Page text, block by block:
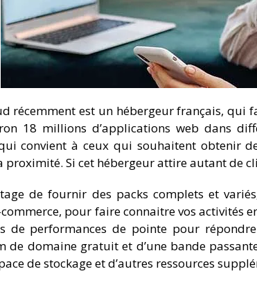
récemment est un hébergeur français,
18 millions d’applications web dans
convient à ceux qui souhaitent obtenir
proximité. Si cet hébergeur attire autant de
de fournir des packs complets et
pour faire connaitre vos activités
de performances de pointe pour
de domaine gratuit et d’une bande
de stockage et d’autres ressources